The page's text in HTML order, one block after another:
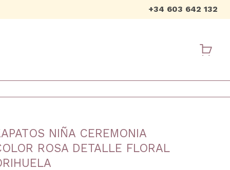
+34 603 642 132
USER
NIÑA CEREMONIA
ROSA DETALLE FLORAL